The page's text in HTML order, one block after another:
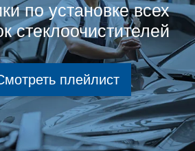
по установке всех
стеклоочистителей
плейлист